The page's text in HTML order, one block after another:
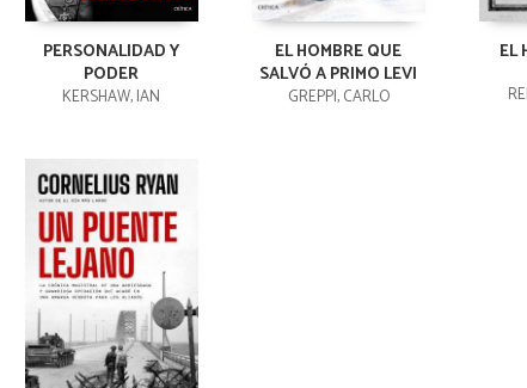
PERSONALIDAD Y
PODER
KERSHAW, IAN
EL HOMBRE QUE
SALVÓ A PRIMO LEVI
GREPPI, CARLO
EL